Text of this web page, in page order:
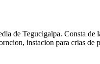
de Tegucigalpa. Consta de
instacion para crias